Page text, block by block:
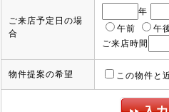
ご来店予定日の場
合
年
午前
午
ご来店時間
物件提案の希望 この物件と